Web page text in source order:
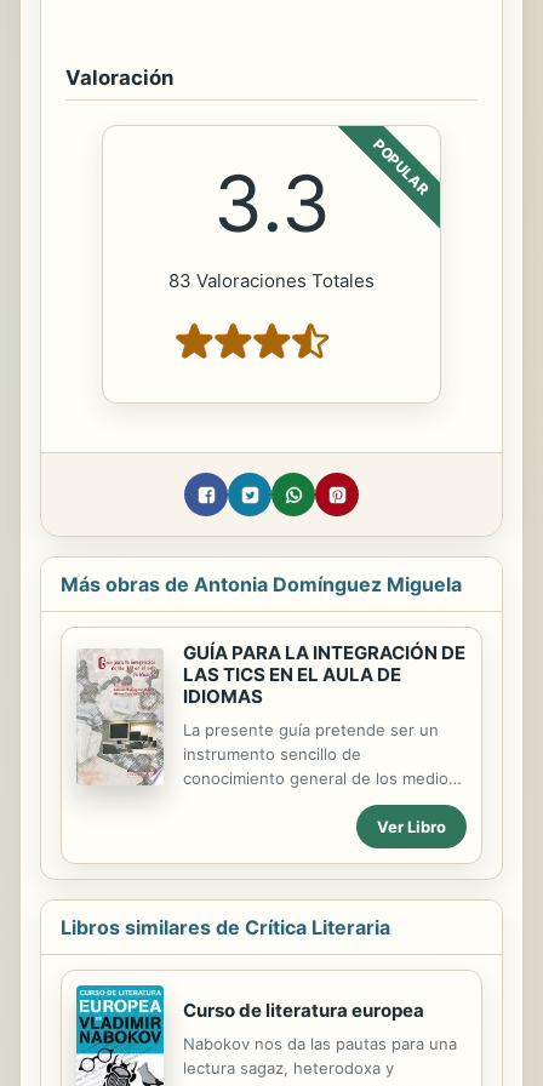
Valoración
POPULAR
3.3
83 Valoraciones Totales
Más obras de Antonia Domínguez Miguela
GUÍA PARA LA INTEGRACIÓN DE
LAS TICS EN EL AULA DE
IDIOMAS
La presente guía pretende ser un
instrumento sencillo de
conocimiento general de los medios,
herramientas y posibilidades que las
nuevas tecnologías de la información
y la comunicación (TICs) ofrecen a
los y las docentes de idiomas para su
integración en las aulas. Dicha
integración penetra prácticamente
docente, desde la planificación
metodológica, la preparación de
materiales y su secuenciación, hasta
su uso en el aula con el
Ver Libro
Libros similares de Crítica Literaria
Curso de literatura europea
Nabokov nos da las pautas para una
lectura sagaz, heterodoxa y